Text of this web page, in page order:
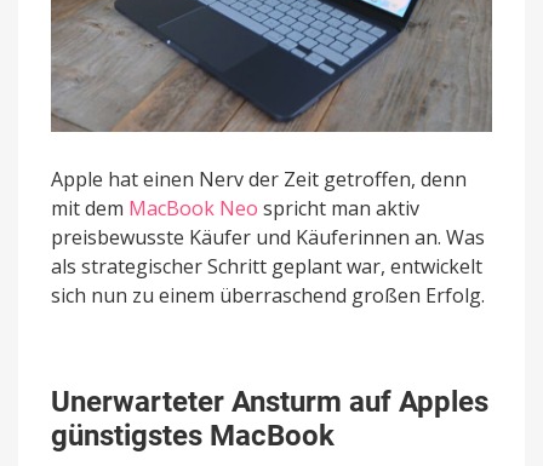
Apple hat einen Nerv der Zeit getroffen, denn
mit dem MacBook Neo spricht man aktiv
preisbewusste Käufer und Käuferinnen an. Was
als strategischer Schritt geplant war, entwickelt
sich nun zu einem überraschend großen Erfolg.
Unerwarteter Ansturm auf Apples
günstigstes MacBook